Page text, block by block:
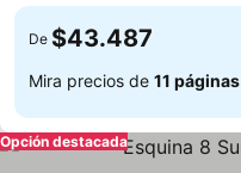
De $43.487
Mira precios de 11 páginas
Opción destacada